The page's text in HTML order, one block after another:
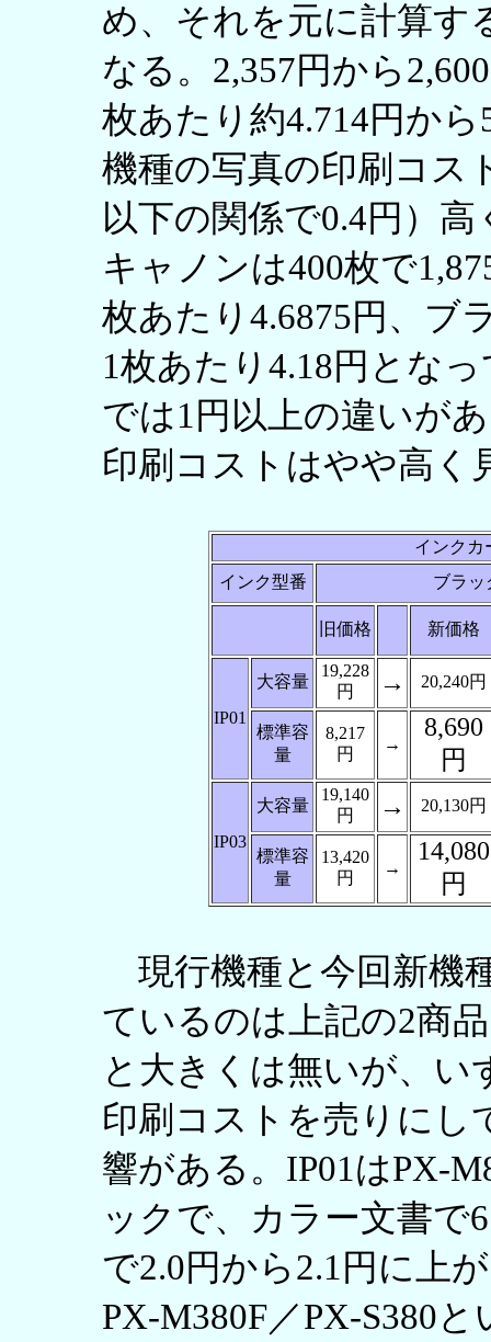
め、それを元に計算す
なる。2,357円から
枚あたり約4.714円か
機種の写真の印刷コス
以下の関係で0.4円）
キャノンは400枚で
枚あたり4.6875円、ブ
1枚あたり4.18円とな
では1円以上の違いが
印刷コストはやや高く
インクカ
インク型番
ブラッ
旧価格 新価格
IP01
大容量
19,228
円
→ 20,240円
標準容
量
8,217
円
→
8,690
円
IP03
大容量
19,140
円
→ 20,130円
標準容
量
13,420
円
→
14,080
円
現行機種と今回新機
ているのは上記の2商
と大きくは無いが、い
印刷コストを売りにし
響がある。IP01はPX-
ックで、カラー文書で
で2.0円から2.1円に上
PX-M380F／PX-S380